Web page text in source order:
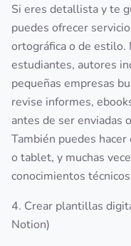
Si eres detallista y te
puedes ofrecer
ortográfica o de estilo.
estudiantes, autores
pequeñas empresas
revise informes,
antes de ser enviadas
También puedes
o tablet, y muchas
conocimientos
4. Crear plantillas
Notion)